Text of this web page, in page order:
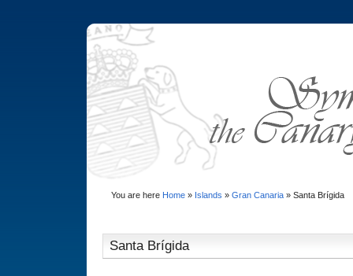
You are here Home» Islands » Gran Canaria» Santa Brí­gida
Santa Brí­gida